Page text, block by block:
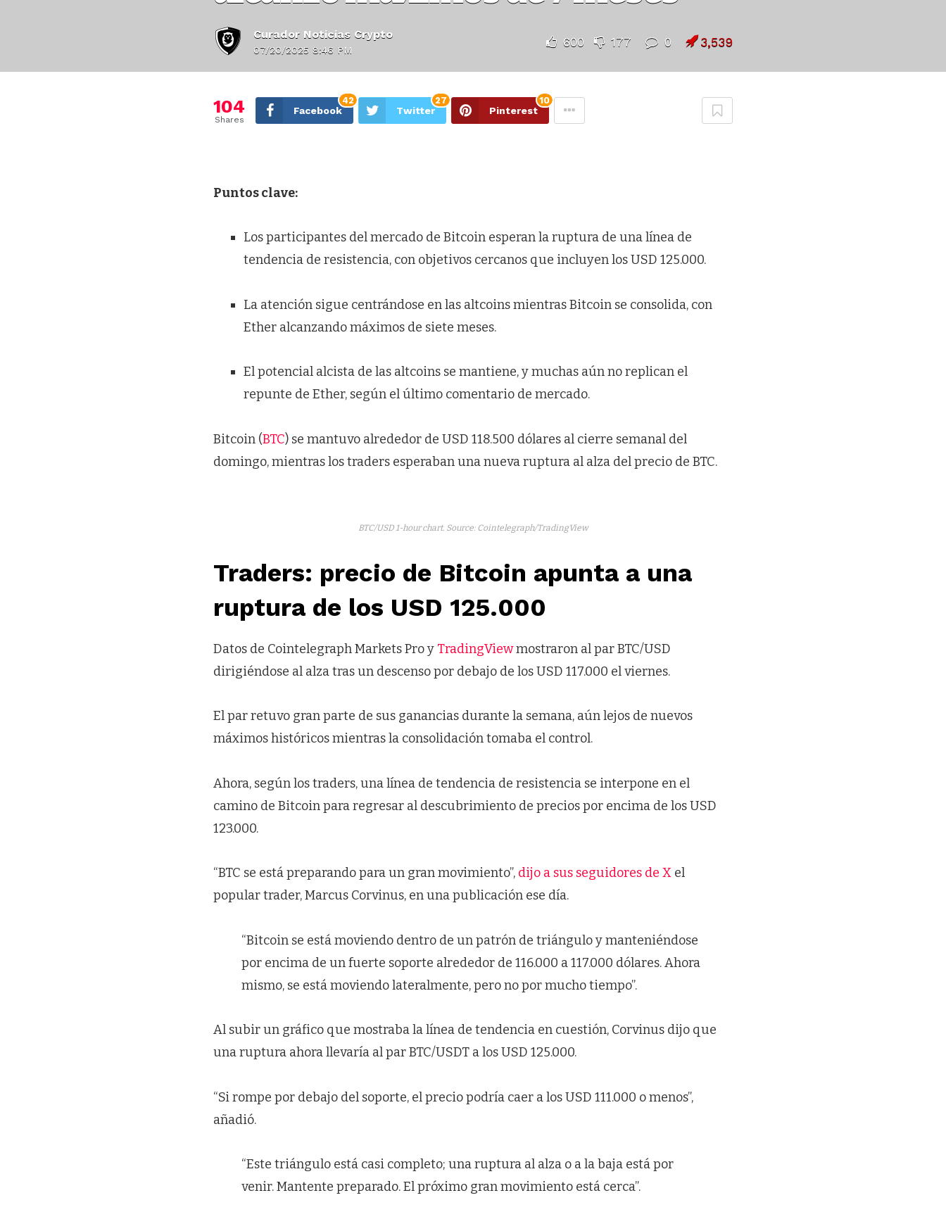
Curador Noticias Crypto
07/20/2025 8:46 PM
600 177 0 3,539
104
Shares
Facebook
42
Twitter
27
Pinterest
10
Puntos clave:
Los participantes del mercado de Bitcoin esperan la ruptura de una línea de
tendencia de resistencia, con objetivos cercanos que incluyen los USD 125.000.
La atención sigue centrándose en las altcoins mientras Bitcoin se consolida, con
Ether alcanzando máximos de siete meses.
El potencial alcista de las altcoins se mantiene, y muchas aún no replican el
repunte de Ether, según el último comentario de mercado.
Bitcoin (BTC) se mantuvo alrededor de USD 118.500 dólares al cierre semanal del
domingo, mientras los traders esperaban una nueva ruptura al alza del precio de BTC.
BTC/USD 1-hour chart. Source: Cointelegraph/TradingView
Traders: precio de Bitcoin apunta a una
ruptura de los USD 125.000
Datos de Cointelegraph Markets Pro y TradingViewmostraron al par BTC/USD
dirigiéndose al alza tras un descenso por debajo de los USD 117.000 el viernes.
El par retuvo gran parte de sus ganancias durante la semana, aún lejos de nuevos
máximos históricos mientras la consolidación tomaba el control.
Ahora, según los traders, una línea de tendencia de resistencia se interpone en el
camino de Bitcoin para regresar al descubrimiento de precios por encima de los USD
123.000.
“BTC se está preparando para un gran movimiento”, dijo a sus seguidores de X el
popular trader, Marcus Corvinus, en una publicación ese día.
“Bitcoin se está moviendo dentro de un patrón de triángulo y manteniéndose
por encima de un fuerte soporte alrededor de 116.000 a 117.000 dólares. Ahora
mismo, se está moviendo lateralmente, pero no por mucho tiempo”.
Al subir un gráfico que mostraba la línea de tendencia en cuestión, Corvinus dijo que
una ruptura ahora llevaría al par BTC/USDT a los USD 125.000.
“Si rompe por debajo del soporte, el precio podría caer a los USD 111.000 o menos”,
añadió.
“Este triángulo está casi completo; una ruptura al alza o a la baja está por
venir. Mantente preparado. El próximo gran movimiento está cerca”.